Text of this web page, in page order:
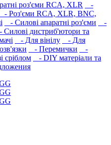
роз'єми RCA, XLR
-
- Роз'єми RCA, XLR, BNC,
- Силові апаратні роз'єми
-
Силові дистриб'ютори та
- Для вінілу
- Для
- Перемички
-
сріблом
- DIY матеріали та